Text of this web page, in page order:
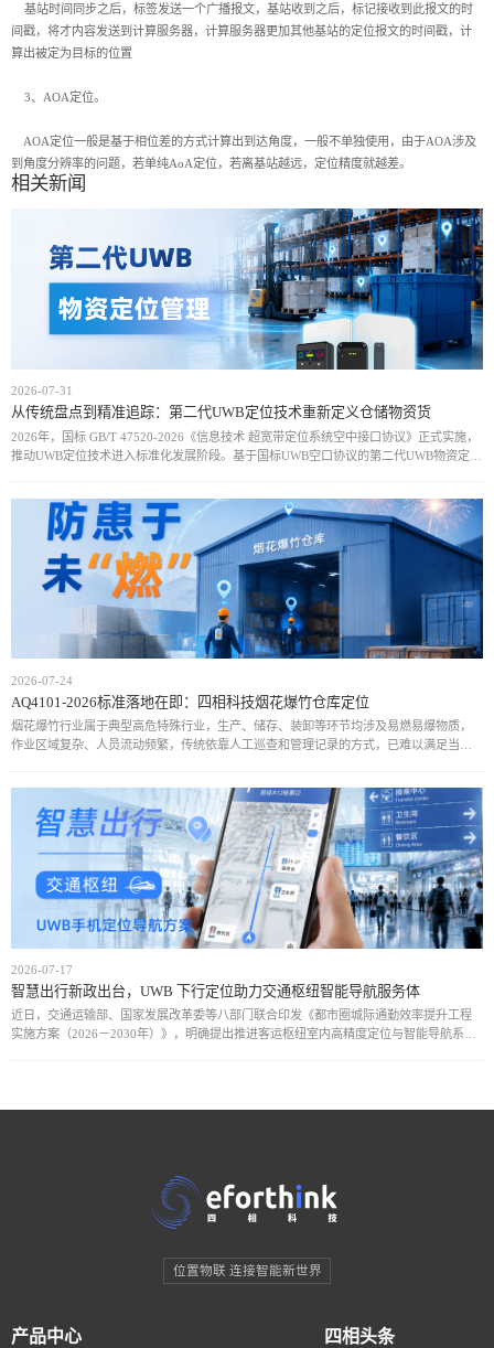
基站时间同步之后，标签发送一个广播报文，基站收到之后，标记接收到此报文的时
间戳，将才内容发送到计算服务器，计算服务器更加其他基站的定位报文的时间戳，计
算出被定为目标的位置
3、AOA定位。
AOA定位一般是基于相位差的方式计算出到达角度，一般不单独使用，由于AOA涉及
到角度分辨率的问题，若单纯AoA定位，若离基站越远，定位精度就越差。
相关新闻
2026-07-31
从传统盘点到精准追踪：第二代UWB定位技术重新定义仓储物资货
2026年，国标 GB/T 47520-2026《信息技术 超宽带定位系统空中接口协议》正式实施，
推动UWB定位技术进入标准化发展阶段。基于国标UWB空口协议的第二代UWB物资定位
2026-07-24
AQ4101-2026标准落地在即：四相科技烟花爆竹仓库定位
烟花爆竹行业属于典型高危特殊行业，生产、储存、装卸等环节均涉及易燃易爆物质，
作业区域复杂、人员流动频繁，传统依靠人工巡查和管理记录的方式，已难以满足当前
2026-07-17
智慧出行新政出台，UWB 下行定位助力交通枢纽智能导航服务体
近日，交通运输部、国家发展改革委等八部门联合印发《都市圈城际通勤效率提升工程
实施方案（2026－2030年）》，明确提出推进客运枢纽室内高精度定位与智能导航系统
位置物联 连接智能新世界
产品中心 四相头条